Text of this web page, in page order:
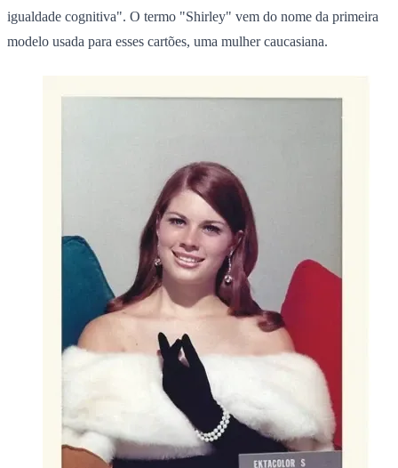
igualdade cognitiva". O termo "Shirley" vem do nome da primeira
modelo usada para esses cartões, uma mulher caucasiana.